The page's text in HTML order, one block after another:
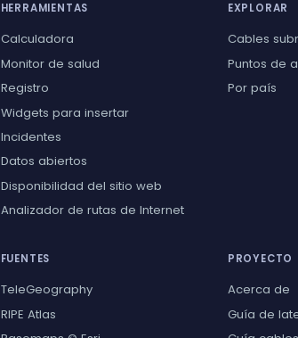
HERRAMIENTAS
Calculadora
Monitor de salud
Registro
Widgets para insertar
Incidentes
Datos abiertos
Disponibilidad del sitio web
Analizador de rutas de Internet
EXPLORAR
Cables
Puntos de
Por país
FUENTES
TeleGeography
RIPE Atlas
PROYECTO
Acerca de
Guía de